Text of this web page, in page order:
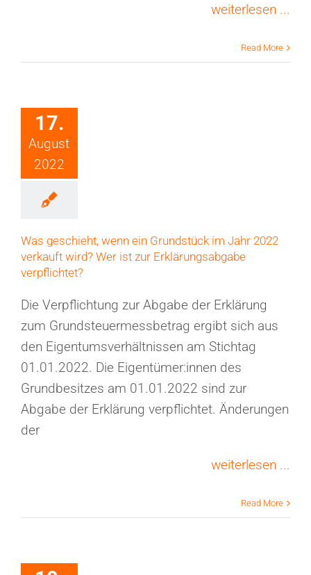
weiterlesen ...
Read More
17.
August
2022
Was geschieht, wenn ein Grundstück im Jahr 2022
verkauft wird? Wer ist zur Erklärungsabgabe
verpflichtet?
Die Verpflichtung zur Abgabe der Erklärung
zum Grundsteuermessbetrag ergibt sich aus
den Eigentumsverhältnissen am Stichtag
01.01.2022. Die Eigentümer:innen des
Grundbesitzes am 01.01.2022 sind zur
Abgabe der Erklärung verpflichtet. Änderungen
der
weiterlesen ...
Read More